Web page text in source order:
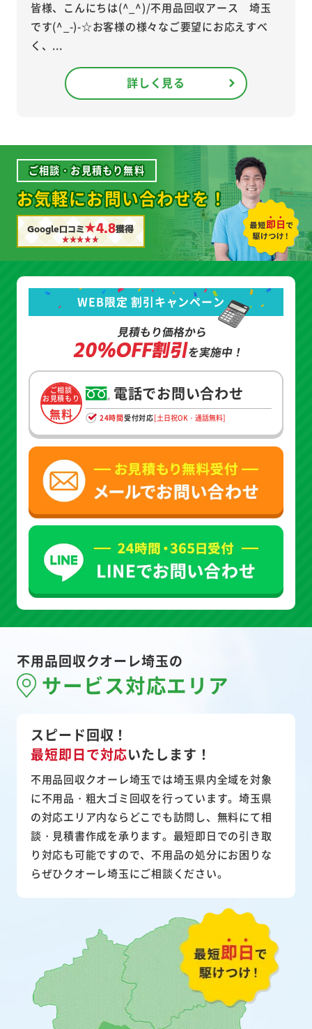
皆様、こんにちは(^_^)/不用品回収アース 埼玉
です(^_-)-☆お客様の様々なご要望にお応えすべ
く、...
詳しく見る
ご相談・お見積もり無料
お気軽にお問い合わせを！
Google口コミ★4.8獲得
WEB限定 割引キャンペーン
見積もり価格から
20%OFF割引を実施中！
ご相談
お見積もり
無料
電話でお問い合わせ
24時間受付対応[土日祝OK・通話無料]
不用品回収クオーレ埼玉の
サービス対応エリア
スピード回収！
最短即日で対応いたします！
不用品回収クオーレ埼玉では埼玉県内全域を対象
に不用品・粗大ゴミ回収を行っています。埼玉県
の対応エリア内ならどこでも訪問し、無料にて相
談・見積書作成を承ります。最短即日での引き取
り対応も可能ですので、不用品の処分にお困りな
らぜひクオーレ埼玉にご相談ください。